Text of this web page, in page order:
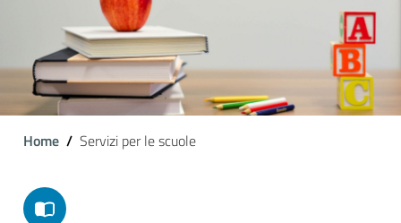
Home Servizi per le scuole